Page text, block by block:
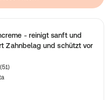
- reinigt sanft und
Zahnbelag und schützt vor
(51)